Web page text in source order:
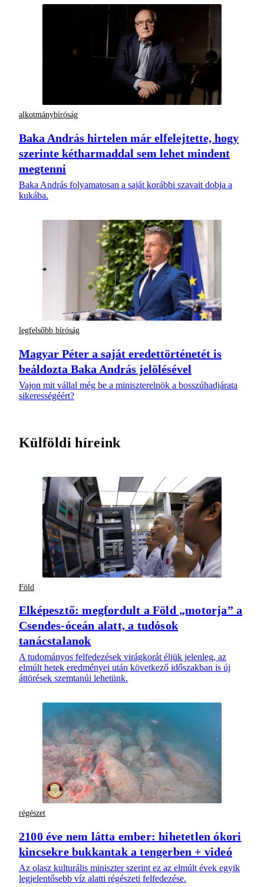
alkotmánybíróság
Baka András hirtelen már elfelejtette, hogy
szerinte kétharmaddal sem lehet mindent
megtenni
Baka András folyamatosan a saját korábbi szavait dobja a
kukába.
legfelsőbb bíróság
Magyar Péter a saját eredettörténetét is
beáldozta Baka András jelölésével
Vajon mit vállal még be a miniszterelnök a bosszúhadjárata
sikerességéért?
Külföldi híreink
Föld
Elképesztő: megfordult a Föld „motorja” a
Csendes-óceán alatt, a tudósok
tanácstalanok
A tudományos felfedezések virágkorát éljük jelenleg, az
elmúlt hetek eredményei után következő időszakban is új
áttörések szemtanúi lehetünk.
régészet
2100 éve nem látta ember: hihetetlen ókori
kincsekre bukkantak a tengerben + videó
Az olasz kulturális miniszter szerint ez az elmúlt évek egyik
legjelentősebb víz alatti régészeti felfedezése.